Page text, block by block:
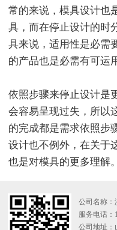
常的来说，模具设计也
具，而在停止设计的时
具来说，适用性是必需
的产品也是必需有可运
依照步骤来停止设计是
会容易呈现过失，所以
的完成都是需求依照步
设计也不例外，在关于
也是对模具的更多理解。
公司名称：
服务电话：
公司地址：